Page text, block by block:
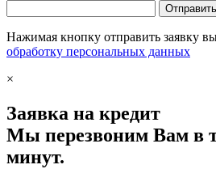
Нажимая кнопку отправить заявку
обработку персональных данных
×
Заявка на кредит
Мы перезвоним Вам в
минут.